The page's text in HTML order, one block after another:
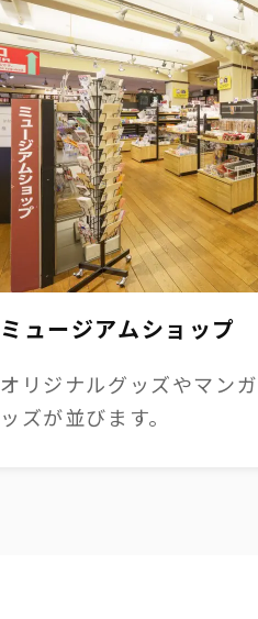
ミュージアムショップ
オリジナルグッズやマン
ッズが並びます。